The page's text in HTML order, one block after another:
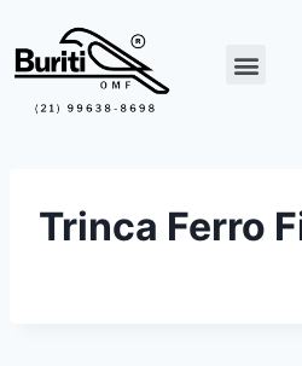
Trinca Ferro